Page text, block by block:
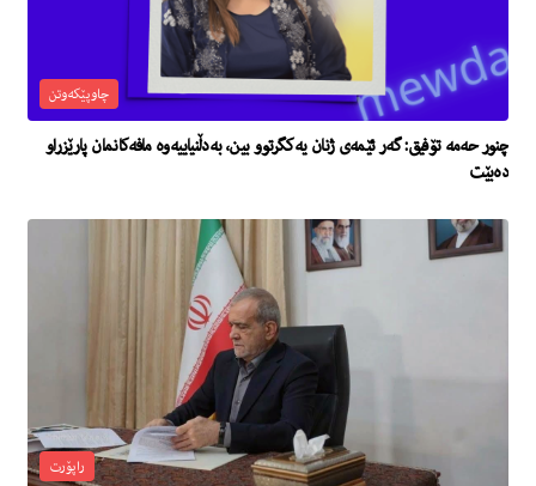
چاوپێکەوتن
چنور حەمە تۆفیق: گەر ئێمەی ژنان یەکگرتوو بین، بەدڵنیاییەوە مافەکانمان پارێزراو
دەبێت
راپۆرت